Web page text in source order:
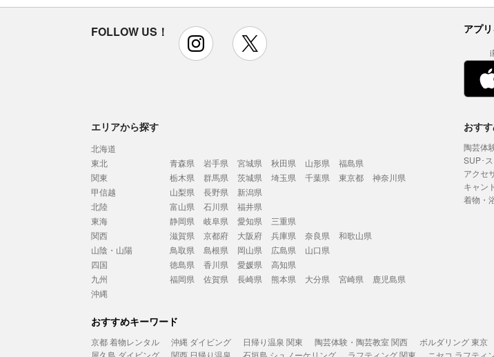
FOLLOW US！ instagram アプ
エリアから探す
北海道
東北
青森県 岩手県 宮城県 秋田県 山形県
福島県
関東
栃木県 群馬県 茨城県 埼玉県 千葉県 東京都
神奈川県
甲信越
山梨県 長野県
新潟県
北陸
富山県 石川県
福井県
東海
静岡県 岐阜県 愛知県
三重県
関西
滋賀県 京都府 大阪府 兵庫県 奈良県
和歌山県
山陰・山陽
鳥取県 島根県 岡山県 広島県
山口県
四国
徳島県 香川県 愛媛県
高知県
九州
福岡県 佐賀県 長崎県 熊本県 大分県 宮崎県
鹿児島県
沖縄
おす
陶芸体
SUP･
アクセ
キャン
着物・
おすすめキーワード
京都 着物レンタル 沖縄 ダイビング 日帰り温泉 関東 陶芸体験・陶芸教室 関西 ボルダリング 東京
屋久島 ダイビング
関西 日帰り温泉 石垣島 シュノーケリング ラフティング 関東 ニセコ ラフティ